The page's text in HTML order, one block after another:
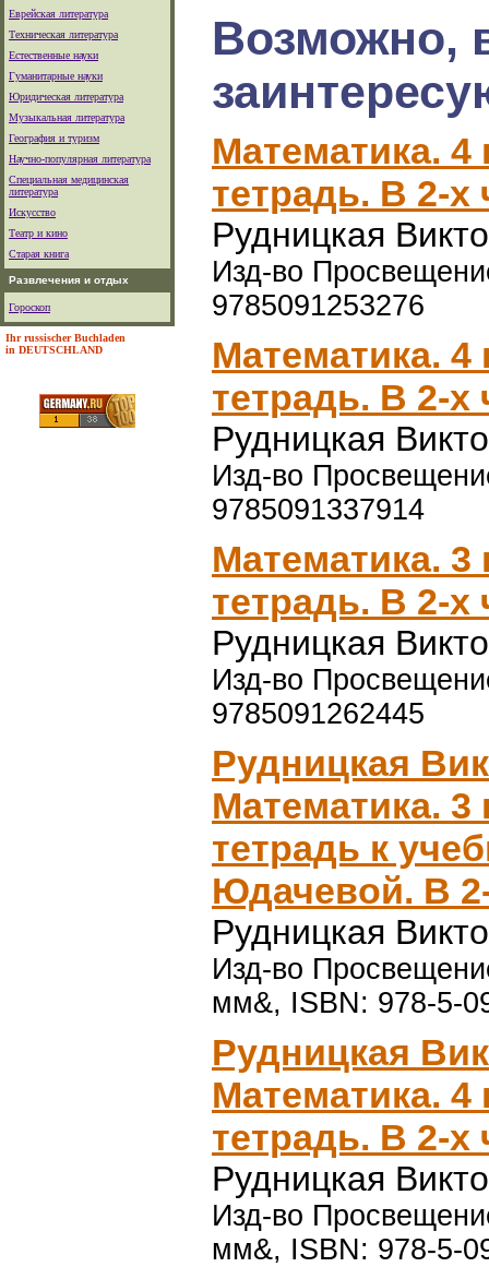
Еврейская литература
Техническая литература
Естественные науки
Гуманитарные науки
Юридическая литература
Музыкальная литература
География и туризм
Научно-популярная литература
Специальная медицинская
литература
Искусство
Театр и кино
Старая книга
Развлечения и отдых
Гороскоп
Ihr russischer Buchladen
in DEUTSCHLAND
Возможно,
Математика. 4
тетрадь. В 2-х
Рудницкая
Изд-во
9785091253276
Математика. 4
тетрадь. В 2-х
Рудницкая
Изд-во
9785091337914
Математика. 3
тетрадь. В 2-х
Рудницкая
Изд-во
9785091262445
Рудницкая
Математика. 3
тетрадь к
Юдачевой. В
Рудницкая
Изд-во
мм&, ISBN: 978-5-
Рудницкая
Математика. 4
тетрадь. В 2-
Рудницкая
Изд-во
мм&, ISBN: 978-5-